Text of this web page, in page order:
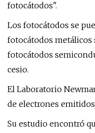
fotocátodos".
Los fotocátodos se
fotocátodos metálicos
fotocátodos
cesio.
El Laboratorio
de electrones
Su estudio encontró